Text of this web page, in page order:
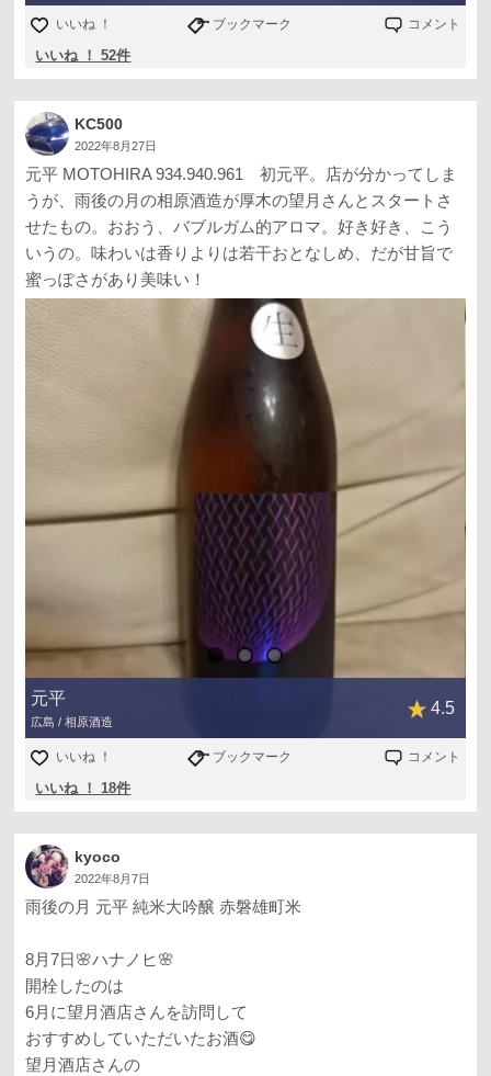
いいね ！ ブックマーク コメント
いいね ！ 52件
KC500
2022年8月27日
元平 MOTOHIRA 934.940.961 初元平。店が分かってしま
うが、雨後の月の相原酒造が厚木の望月さんとスタートさ
せたもの。おおう、バブルガム的アロマ。好き好き、こう
いうの。味わいは香りよりは若干おとなしめ、だが甘旨で
蜜っぽさがあり美味い！
元平
広島 / 相原酒造
4.5
いいね ！ ブックマーク コメント
いいね ！ 18件
kyoco
2022年8月7日
雨後の月 元平 純米大吟醸 赤磐雄町米
8月7日🌸ハナノヒ🌸
開栓したのは
6月に望月酒店さんを訪問して
おすすめしていただいたお酒😋
望月酒店さんの